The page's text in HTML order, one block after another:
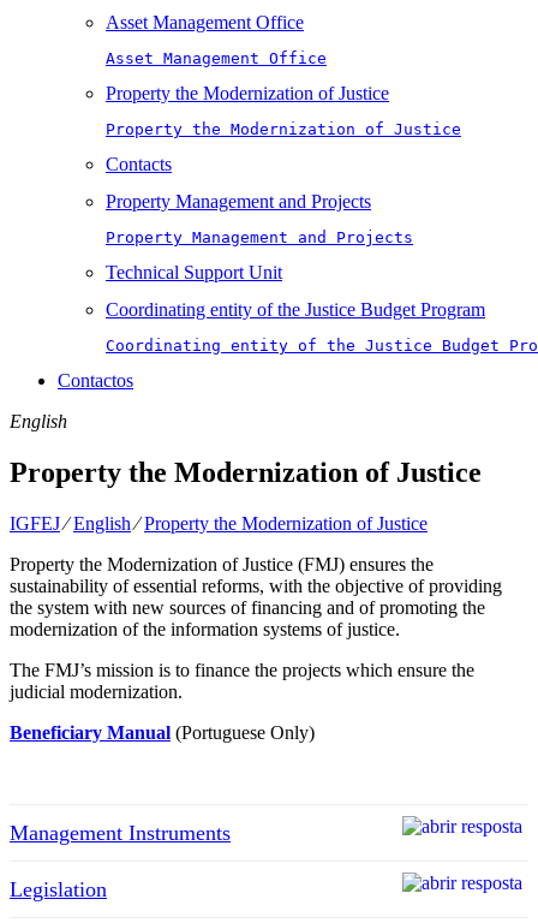
Asset Management Office
Asset Management Office
Property the Modernization of Justice
Property the Modernization of Justice
Contacts
Property Management and Projects
Property Management and Projects
Technical Support Unit
Coordinating entity of the Justice Budget Program
Coordinating entity of the Justice Budget
Contactos
English
Property the Modernization of Justice
IGFEJ⁄English⁄Property the Modernization of Justice
Property the Modernization of Justice (FMJ) ensures the
sustainability of essential reforms, with the objective of providing
the system with new sources of financing and of promoting the
modernization of the information systems of justice.
The FMJ’s mission is to finance the projects which ensure the
judicial modernization.
Beneficiary Manual (Portuguese Only)
Management Instruments
Legislation